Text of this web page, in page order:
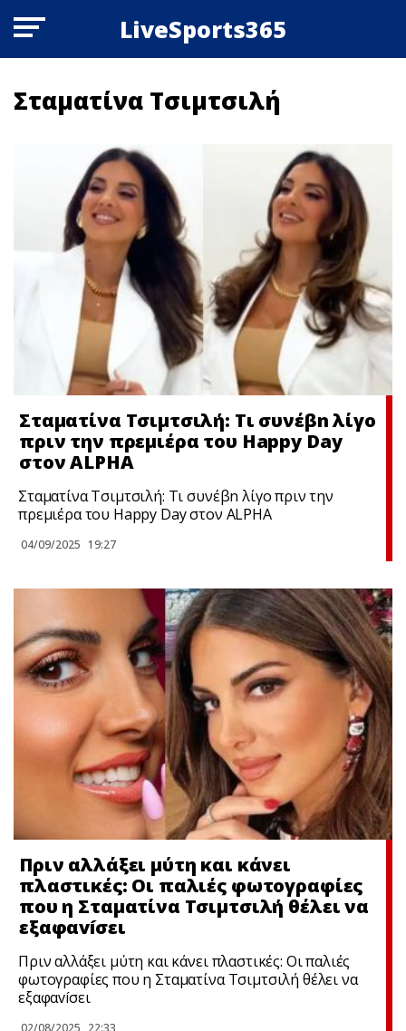
LiveSports365
Σταματίνα Τσιμτσιλή
Σταματίνα Τσιμτσιλή: Τι συνέβn λίγο
πριν την πρεμιέρα του Happy Day
στον ALPHA
Σταματίνα Τσιμτσιλή: Τι συνέβn λίγο πριν την
πρεμιέρα του Happy Day στον ALPHA
04/09/2025 19:27
Πριν αλλάξει μύτη και κάνει
πλαστικές: Οι παλιές φωτoγραφίες
που η Σταματίνα Τσιμτσιλή θέλει να
εξαφαvíσει
Πριν αλλάξει μύτη και κάνει πλαστικές: Οι παλιές
φωτoγραφίες που η Σταματίνα Τσιμτσιλή θέλει να
εξαφαvíσει
02/08/2025 22:33